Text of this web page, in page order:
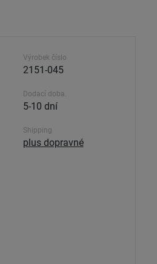
Výrobek číslo
2151-045
Dodací doba.
5-10 dní
Shipping
plus dopravné